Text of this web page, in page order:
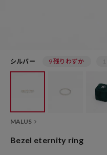
シルバー 9 残りわずか
MALUS
Bezel eternity ring